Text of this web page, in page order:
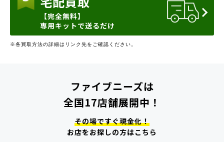
【完全無料】
専用キットで送るだけ
※各買取方法の詳細はリンク先をご確認ください。
ファイブニーズは
全国17店舗展開中！
その場ですぐ現金化！
お店をお探しの方はこちら